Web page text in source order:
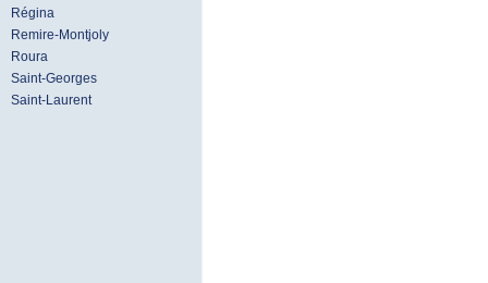
Régina
Remire-Montjoly
Roura
Saint-Georges
Saint-Laurent